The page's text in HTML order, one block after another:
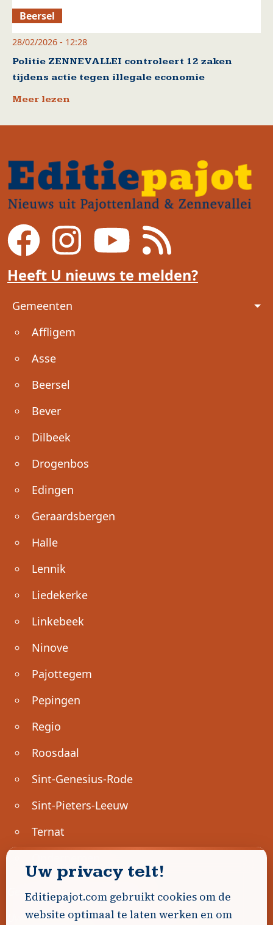
Beersel
28/02/2026 - 12:28
Politie ZENNEVALLEI controleert 12 zaken
tijdens actie tegen illegale economie
Meer lezen
Heeft U nieuws te melden?
Voet
Gemeenten
Affligem
Asse
Beersel
Bever
Dilbeek
Drogenbos
Edingen
Geraardsbergen
Halle
Lennik
Liedekerke
Linkebeek
Ninove
Pajottegem
Pepingen
Regio
Roosdaal
Sint-Genesius-Rode
Sint-Pieters-Leeuw
Ternat
Geen advertenties gevonden.
Uw advertentie hier? Contacteer ons!
Uw privacy telt!
Editiepajot.com gebruikt cookies om de
website optimaal te laten werken en om